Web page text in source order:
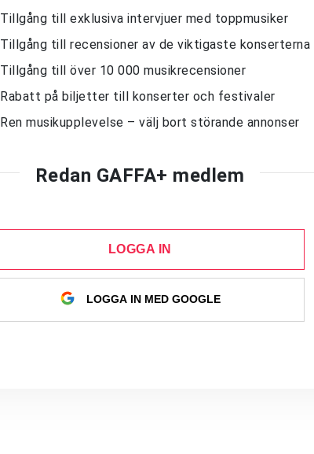
Tillgång till exklusiva intervjuer med toppmusiker
Tillgång till recensioner av de viktigaste konserterna
Tillgång till över 10 000 musikrecensioner
Rabatt på biljetter till konserter och festivaler
Ren musikupplevelse – välj bort störande annonser
Redan GAFFA+ medlem
LOGGA IN
LOGGA IN MED GOOGLE